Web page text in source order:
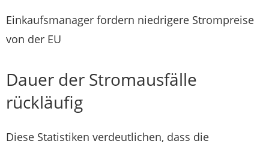
Einkaufsmanager fordern niedrigere Strompreise
von der EU
Dauer der Stromausfälle
rückläufig
Diese Statistiken verdeutlichen, dass die